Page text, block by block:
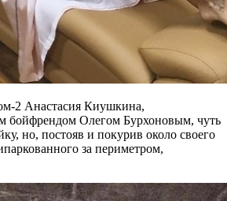
2 Анастасия Киушкина,
бойфрендом Олегом Бурхоновым, чуть
но, постояв и покурив около своего
за периметром,